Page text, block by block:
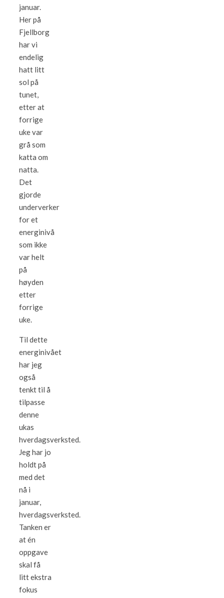
januar.
Her på
Fjellborg
har vi
endelig
hatt litt
sol på
tunet,
etter at
forrige
uke var
grå som
katta om
natta.
Det
gjorde
underverker
for et
energinivå
som ikke
var helt
på
høyden
etter
forrige
uke.
Til dette
energinivået
har jeg
også
tenkt til å
tilpasse
denne
ukas
hverdagsverksted.
Jeg har jo
holdt på
med det
nå i
januar,
hverdagsverksted.
Tanken er
at én
oppgave
skal få
litt ekstra
fokus